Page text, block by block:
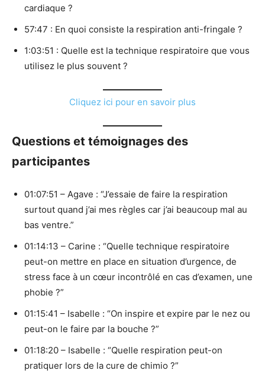
cardiaque ?
57:47 : En quoi consiste la respiration anti-fringale ?
1:03:51 : Quelle est la technique respiratoire que vous
utilisez le plus souvent ?
Cliquez ici pour en savoir plus
Questions et témoignages des
participantes
01:07:51 – Agave : “J’essaie de faire la respiration
surtout quand j’ai mes règles car j’ai beaucoup mal au
bas ventre.”
01:14:13 – Carine : “Quelle technique respiratoire
peut-on mettre en place en situation d’urgence, de
stress face à un cœur incontrôlé en cas d’examen, une
phobie ?”
01:15:41 – Isabelle : “On inspire et expire par le nez ou
peut-on le faire par la bouche ?”
01:18:20 – Isabelle : “Quelle respiration peut-on
pratiquer lors de la cure de chimio ?”